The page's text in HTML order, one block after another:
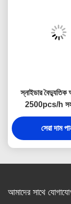
স্নাইডার বৈদ্যুতিক
2500pcs/h সহ
স্বয়ংক্রিয় আইসক্রিম
সেরা দাম
আমাদের সাথে